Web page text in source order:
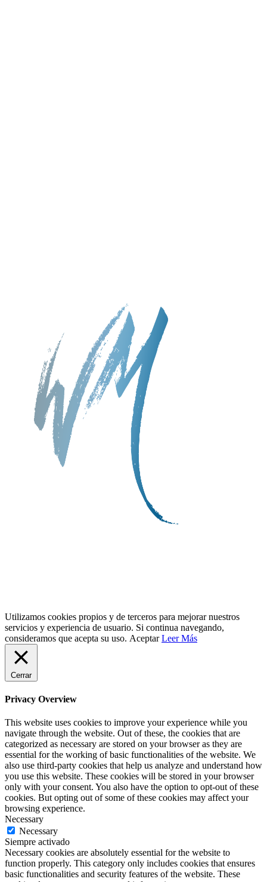
Utilizamos cookies propios y de terceros para mejorar nuestros
servicios y experiencia de usuario. Si continua navegando,
consideramos que acepta su uso. Aceptar Leer Más
Cerrar
Privacy Overview
This website uses cookies to improve your experience while you
navigate through the website. Out of these, the cookies that are
categorized as necessary are stored on your browser as they are
essential for the working of basic functionalities of the website. We
also use third-party cookies that help us analyze and understand how
you use this website. These cookies will be stored in your browser
only with your consent. You also have the option to opt-out of these
cookies. But opting out of some of these cookies may affect your
browsing experience.
Necessary
Necessary
Siempre activado
Necessary cookies are absolutely essential for the website to
function properly. This category only includes cookies that ensures
basic functionalities and security features of the website. These